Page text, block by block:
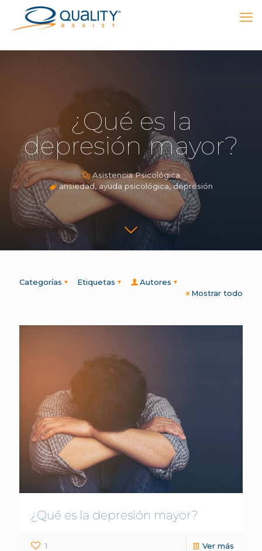
¿Qué es la
depresión mayor?
Asistencia Psicológica
ansiedad,ayuda psicológica,depresión
Categorías Etiquetas
Autores
Mostrar todo
¿Qué es la depresión mayor?
1 Ver más